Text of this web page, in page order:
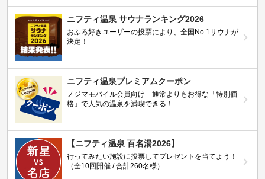
ニフティ温泉 サウナランキング2026
おふろ好きユーザーの投票により、全国No.1サウナが
決定！
ニフティ温泉プレミアムクーポン
ノジマモバイル会員向け 通常よりもお得な「特別価
格」で人気の温泉を満喫できる！
【ニフティ温泉 百名湯2026】
行ってみたい施設に投票してプレゼントを当てよう！
（全10回開催 / 合計260名様）